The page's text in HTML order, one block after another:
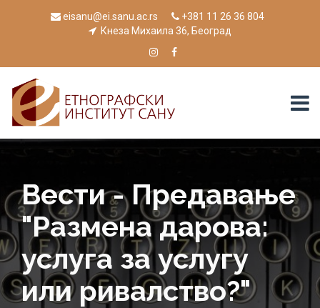
eisanu@ei.sanu.ac.rs
+381 11 26 36 804
Кнеза Михаила 36, Београд
Вести - Предавање
"Размена дарова:
услуга за услугу
или ривалство?"